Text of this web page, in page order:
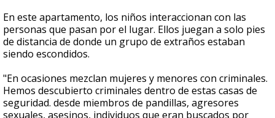
En este apartamento, los niños interaccionan con las
personas que pasan por el lugar. Ellos juegan a solo pies
de distancia de donde un grupo de extraños estaban
siendo escondidos.
"En ocasiones mezclan mujeres y menores con criminales.
Hemos descubierto criminales dentro de estas casas de
seguridad. desde miembros de pandillas, agresores
sexuales, asesinos, individuos que eran buscados por